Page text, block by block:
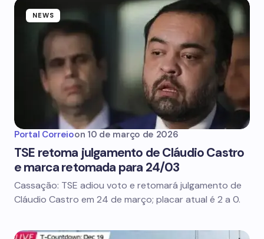
NEWS
Portal Correioon 10 de março de 2026
TSE retoma julgamento de Cláudio Castro
e marca retomada para 24/03
Cassação: TSE adiou voto e retomará julgamento de
Cláudio Castro em 24 de março; placar atual é 2 a 0.